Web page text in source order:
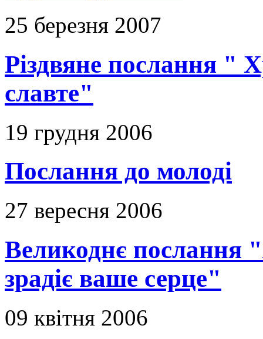
25 березня 2007
Різдвяне послання "
славте"
19 грудня 2006
Послання до молоді
27 вересня 2006
Великоднє послання
зрадіє ваше серце"
09 квітня 2006